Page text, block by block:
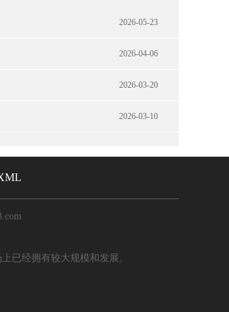
2026-05-23
2026-04-06
2026-03-20
2026-03-10
已经拥有较大规模和发展。